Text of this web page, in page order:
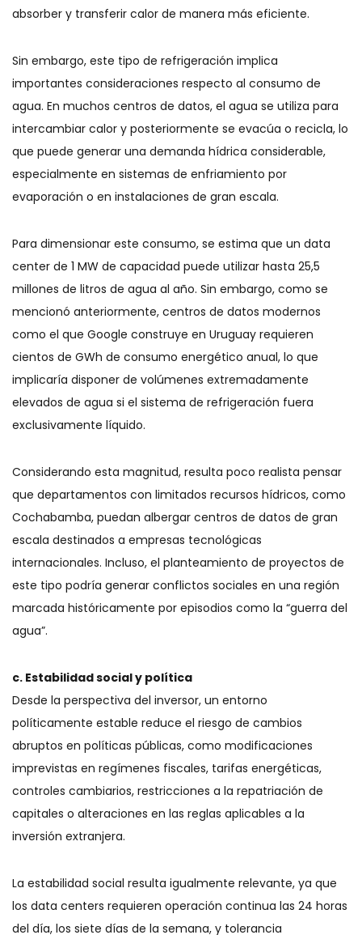
absorber y transferir calor de manera más eficiente.
Sin embargo, este tipo de refrigeración implica
importantes consideraciones respecto al consumo de
agua. En muchos centros de datos, el agua se utiliza para
intercambiar calor y posteriormente se evacúa o recicla, lo
que puede generar una demanda hídrica considerable,
especialmente en sistemas de enfriamiento por
evaporación o en instalaciones de gran escala.
Para dimensionar este consumo, se estima que un data
center de 1 MW de capacidad puede utilizar hasta 25,5
millones de litros de agua al año. Sin embargo, como se
mencionó anteriormente, centros de datos modernos
como el que Google construye en Uruguay requieren
cientos de GWh de consumo energético anual, lo que
implicaría disponer de volúmenes extremadamente
elevados de agua si el sistema de refrigeración fuera
exclusivamente líquido.
Considerando esta magnitud, resulta poco realista pensar
que departamentos con limitados recursos hídricos, como
Cochabamba, puedan albergar centros de datos de gran
escala destinados a empresas tecnológicas
internacionales. Incluso, el planteamiento de proyectos de
este tipo podría generar conflictos sociales en una región
marcada históricamente por episodios como la “guerra del
agua”.
c. Estabilidad social y política
Desde la perspectiva del inversor, un entorno
políticamente estable reduce el riesgo de cambios
abruptos en políticas públicas, como modificaciones
imprevistas en regímenes fiscales, tarifas energéticas,
controles cambiarios, restricciones a la repatriación de
capitales o alteraciones en las reglas aplicables a la
inversión extranjera.
La estabilidad social resulta igualmente relevante, ya que
los data centers requieren operación continua las 24 horas
del día, los siete días de la semana, y tolerancia